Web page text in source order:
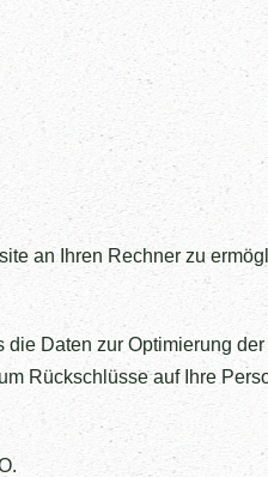
an Ihren Rechner zu
Daten zur Optimierung
Rückschlüsse auf Ihre